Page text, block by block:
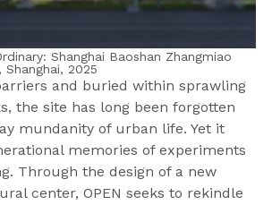
Shanghai Baoshan Zhangmiao
Shanghai, 2025
and buried within sprawling
the site has long been forgotten
mundanity of urban life. Yet it
memories of experiments
Through the design of a new
center, OPEN seeks to rekindle